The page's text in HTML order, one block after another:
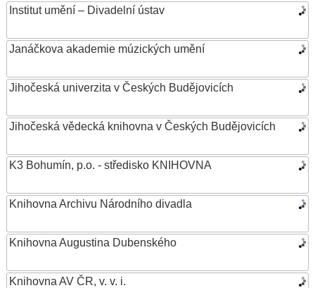
Institut umění – Divadelní ústav
Janáčkova akademie múzických umění
Jihočeská univerzita v Českých Budějovicích
Jihočeská vědecká knihovna v Českých Budějovicích
K3 Bohumín, p.o. - středisko KNIHOVNA
Knihovna Archivu Národního divadla
Knihovna Augustina Dubenského
Knihovna AV ČR, v. v. i.